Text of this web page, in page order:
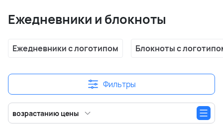
Ежедневники и блокноты
Ежедневники с логотипом Блокноты с
Фильтры
возрастанию цены